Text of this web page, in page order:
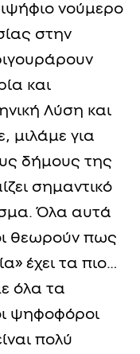
νούμερο
στην
και
Λύση και
μιλάμε για
δήμους της
σημαντικό
Όλα αυτά
θεωρούν πως
έχει τα πιο…
όλα τα
ψηφοφόροι
πολύ